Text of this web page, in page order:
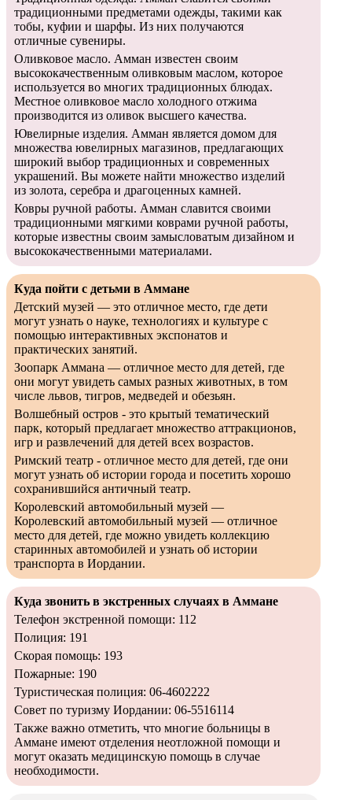
традиционными предметами одежды, такими как
тобы, куфии и шарфы. Из них получаются
отличные сувениры.
Оливковое масло. Амман известен своим
высококачественным оливковым маслом, которое
используется во многих традиционных блюдах.
Местное оливковое масло холодного отжима
производится из оливок высшего качества.
Ювелирные изделия. Амман является домом для
множества ювелирных магазинов, предлагающих
широкий выбор традиционных и современных
украшений. Вы можете найти множество изделий
из золота, серебра и драгоценных камней.
Ковры ручной работы. Амман славится своими
традиционными мягкими коврами ручной работы,
которые известны своим замысловатым дизайном и
высококачественными материалами.
Куда пойти с детьми в Аммане
Детский музей — это отличное место, где дети
могут узнать о науке, технологиях и культуре с
помощью интерактивных экспонатов и
практических занятий.
Зоопарк Аммана — отличное место для детей, где
они могут увидеть самых разных животных, в том
числе львов, тигров, медведей и обезьян.
Волшебный остров - это крытый тематический
парк, который предлагает множество аттракционов,
игр и развлечений для детей всех возрастов.
Римский театр - отличное место для детей, где они
могут узнать об истории города и посетить хорошо
сохранившийся античный театр.
Королевский автомобильный музей —
Королевский автомобильный музей — отличное
место для детей, где можно увидеть коллекцию
старинных автомобилей и узнать об истории
транспорта в Иордании.
Куда звонить в экстренных случаях в Аммане
Телефон экстренной помощи: 112
Полиция: 191
Скорая помощь: 193
Пожарные: 190
Туристическая полиция: 06-4602222
Совет по туризму Иордании: 06-5516114
Также важно отметить, что многие больницы в
Аммане имеют отделения неотложной помощи и
могут оказать медицинскую помощь в случае
необходимости.